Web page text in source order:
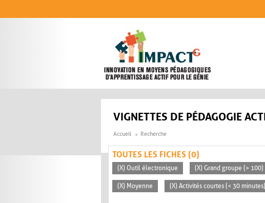
VIGNETTES DE PÉDAGOGIE
Accueil Recherche
TOUTES LES FICHES (0)
(X) Outil électronique (X) Grand groupe (> 100)
(X) Moyenne (X) Activités courtes (< 30 minutes)